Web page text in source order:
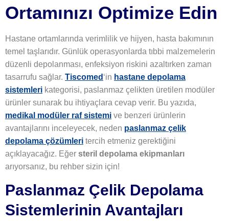
Ortamınızı Optimize Edin
Hastane ortamlarında verimlilik ve hijyen, hasta bakımının
temel taşlarıdır. Günlük operasyonlarda tıbbi malzemelerin
düzenli depolanması, enfeksiyon riskini azaltırken zaman
tasarrufu sağlar. Tiscomed ‘in hastane depolama
sistemleri kategorisi, paslanmaz çelikten üretilen modüler
ürünler sunarak bu ihtiyaçlara cevap verir. Bu yazıda,
medikal modüler raf sistemi ve benzeri ürünlerin
avantajlarını inceleyecek, neden paslanmaz çelik
depolama çözümleri tercih etmeniz gerektiğini
açıklayacağız. Eğer steril depolama ekipmanları
arıyorsanız, bu rehber sizin için!
Paslanmaz Çelik Depolama
Sistemlerinin Avantajları